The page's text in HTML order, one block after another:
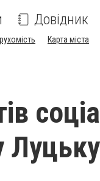
Довідник
Карта міста
Луцьку